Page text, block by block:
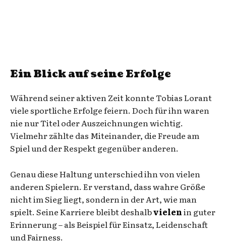
Ein Blick auf seine Erfolge
Während seiner aktiven Zeit konnte Tobias Lorant
viele sportliche Erfolge feiern. Doch für ihn waren
nie nur Titel oder Auszeichnungen wichtig.
Vielmehr zählte das Miteinander, die Freude am
Spiel und der Respekt gegenüber anderen.
Genau diese Haltung unterschied ihn von vielen
anderen Spielern. Er verstand, dass wahre Größe
nicht im Sieg liegt, sondern in der Art, wie man
spielt. Seine Karriere bleibt deshalbvielenin guter
Erinnerung – als Beispiel für Einsatz, Leidenschaft
und Fairness.